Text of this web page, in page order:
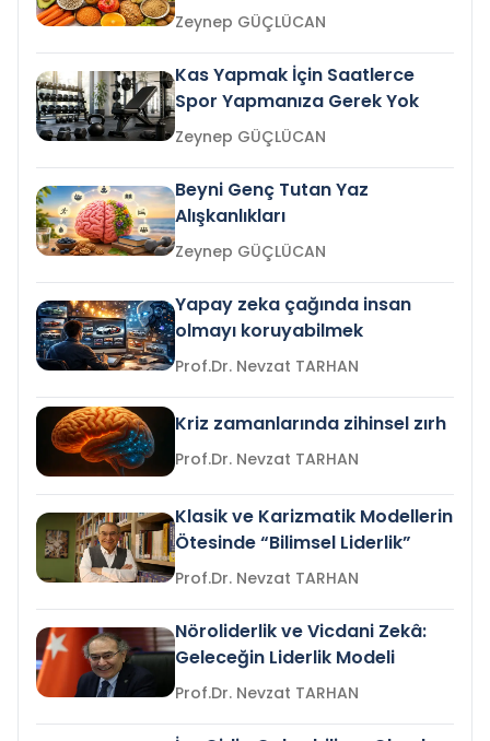
Zeynep GÜÇLÜCAN
Kas Yapmak İçin Saatlerce
Spor Yapmanıza Gerek Yok
Zeynep GÜÇLÜCAN
Beyni Genç Tutan Yaz
Alışkanlıkları
Zeynep GÜÇLÜCAN
Yapay zeka çağında insan
olmayı koruyabilmek
Prof.Dr. Nevzat TARHAN
Kriz zamanlarında zihinsel zırh
Prof.Dr. Nevzat TARHAN
Klasik ve Karizmatik Modellerin
Ötesinde “Bilimsel Liderlik”
Prof.Dr. Nevzat TARHAN
Nöroliderlik ve Vicdani Zekâ:
Geleceğin Liderlik Modeli
Prof.Dr. Nevzat TARHAN